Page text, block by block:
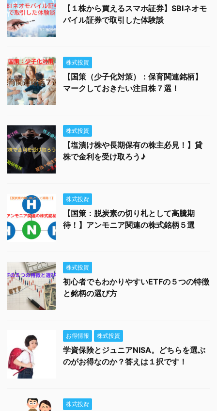
【１株から買えるスマホ証券】SBIネオモ
バイル証券で取引した体験談
株式投資
【国策（少子化対策）：保育関連銘柄】
マークしておきたい注目株７選！
株式投資
【塩漬け株や長期保有の株主必見！】貸
株で金利を受け取ろう♪
株式投資
【国策：脱炭素の切り札として高騰期
待！】アンモニア関連の株式銘柄５選
株式投資
初心者でもわかりやすいETFの５つの特徴
と銘柄の選び方
お得情報 株式投資
学資保険とジュニアNISA。どちらを選ぶ
のがお得なのか？答えは１択です！
株式投資